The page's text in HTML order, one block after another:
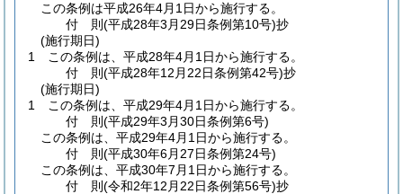
この条例は平成26年4月1日から施行する。
付 則(平成28年3月29日条例第10号)抄
(施行期日)
1
この条例は、平成28年4月1日から施行する。
付 則(平成28年12月22日条例第42号)抄
(施行期日)
1
この条例は、平成29年4月1日から施行する。
付 則(平成29年3月30日条例第6号)
この条例は、平成29年4月1日から施行する。
付 則(平成30年6月27日条例第24号)
この条例は、平成30年7月1日から施行する。
付 則(令和2年12月22日条例第56号)抄